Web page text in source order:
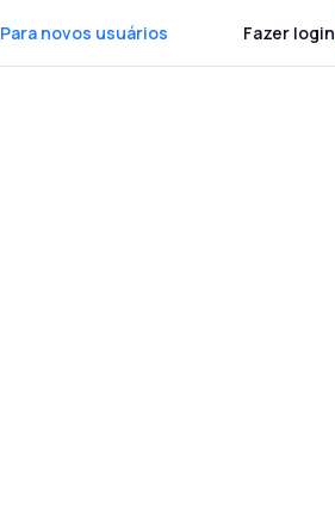
Para novos usuários Fazer login